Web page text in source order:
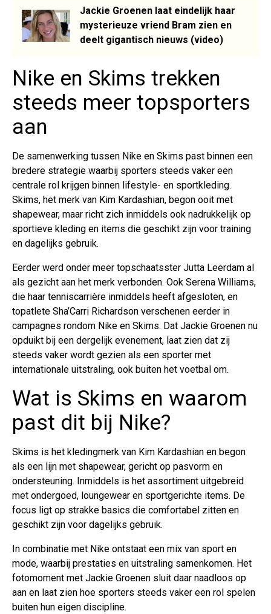
Jackie Groenen laat eindelijk haar
mysterieuze vriend Bram zien en
deelt gigantisch nieuws (video)
Nike en Skims trekken
steeds meer topsporters
aan
De samenwerking tussen Nike en Skims past binnen een
bredere strategie waarbij sporters steeds vaker een
centrale rol krijgen binnen lifestyle- en sportkleding.
Skims, het merk van Kim Kardashian, begon ooit met
shapewear, maar richt zich inmiddels ook nadrukkelijk op
sportieve kleding en items die geschikt zijn voor training
en dagelijks gebruik.
Eerder werd onder meer topschaatsster Jutta Leerdam al
als gezicht aan het merk verbonden. Ook Serena Williams,
die haar tenniscarrière inmiddels heeft afgesloten, en
topatlete Sha’Carri Richardson verschenen eerder in
campagnes rondom Nike en Skims. Dat Jackie Groenen nu
opduikt bij een dergelijk evenement, laat zien dat zij
steeds vaker wordt gezien als een sporter met
internationale uitstraling, ook buiten het voetbal om.
Wat is Skims en waarom
past dit bij Nike?
Skims is het kledingmerk van Kim Kardashian en begon
als een lijn met shapewear, gericht op pasvorm en
ondersteuning. Inmiddels is het assortiment uitgebreid
met ondergoed, loungewear en sportgerichte items. De
focus ligt op strakke basics die comfortabel zitten en
geschikt zijn voor dagelijks gebruik.
In combinatie met Nike ontstaat een mix van sport en
mode, waarbij prestaties en uitstraling samenkomen. Het
fotomoment met Jackie Groenen sluit daar naadloos op
aan en laat zien hoe sporters steeds vaker een rol spelen
buiten hun eigen discipline.